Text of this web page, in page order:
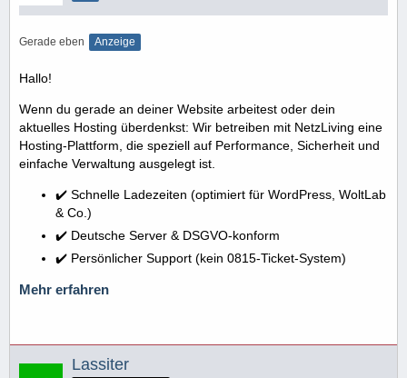
Gerade eben Anzeige
Hallo!
Wenn du gerade an deiner Website arbeitest oder dein
aktuelles Hosting überdenkst: Wir betreiben mit NetzLiving eine
Hosting-Plattform, die speziell auf Performance, Sicherheit und
einfache Verwaltung ausgelegt ist.
✔️ Schnelle Ladezeiten (optimiert für WordPress, WoltLab
& Co.)
✔️ Deutsche Server & DSGVO-konform
✔️ Persönlicher Support (kein 0815-Ticket-System)
Mehr erfahren
Lassiter